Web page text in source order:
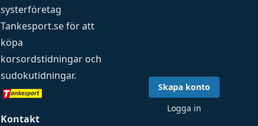
systerföretag
Tankesport.seför att
köpa
korsordstidningar och
sudokutidningar.
Kontakt
Skapa konto
Logga in